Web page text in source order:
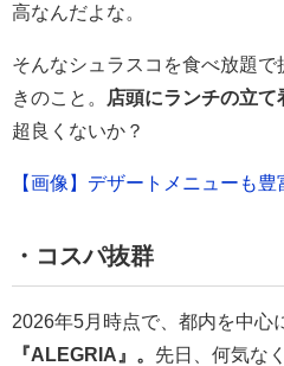
高なんだよな。
そんなシュラスコを食べ放題
きのこと。
店頭にランチの立
超良くないか？
【画像】デザートメニューも豊
・コスパ抜群
2026年5月時点で、都内を中心
『ALEGRIA』。 先日、何気な